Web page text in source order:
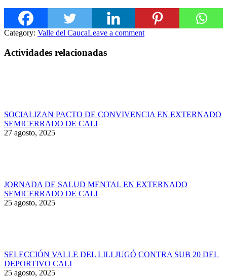
Category: Valle del CaucaLeave a comment
Actividades relacionadas
SOCIALIZAN PACTO DE CONVIVENCIA EN EXTERNADO
SEMICERRADO DE CALI
27 agosto, 2025
JORNADA DE SALUD MENTAL EN EXTERNADO
SEMICERRADO DE CALI
25 agosto, 2025
SELECCIÓN VALLE DEL LILI JUGÓ CONTRA SUB 20 DEL
DEPORTIVO CALI
25 agosto, 2025